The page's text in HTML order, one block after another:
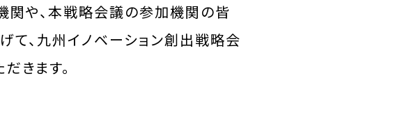
関や、本戦略会議の参加機関の皆
、九州イノベーション創出戦略会
きます。